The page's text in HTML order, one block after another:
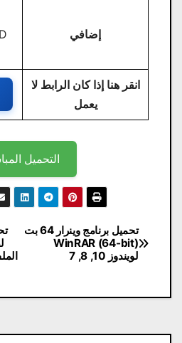
إضافي
انقر هنا إذا كان الرابط لا
يعمل
التحميل
تصفّح
المقالات
تحميل برنامج وينرار 64 بت
WinRAR (64-bit)
لويندوز 10, 8, 7